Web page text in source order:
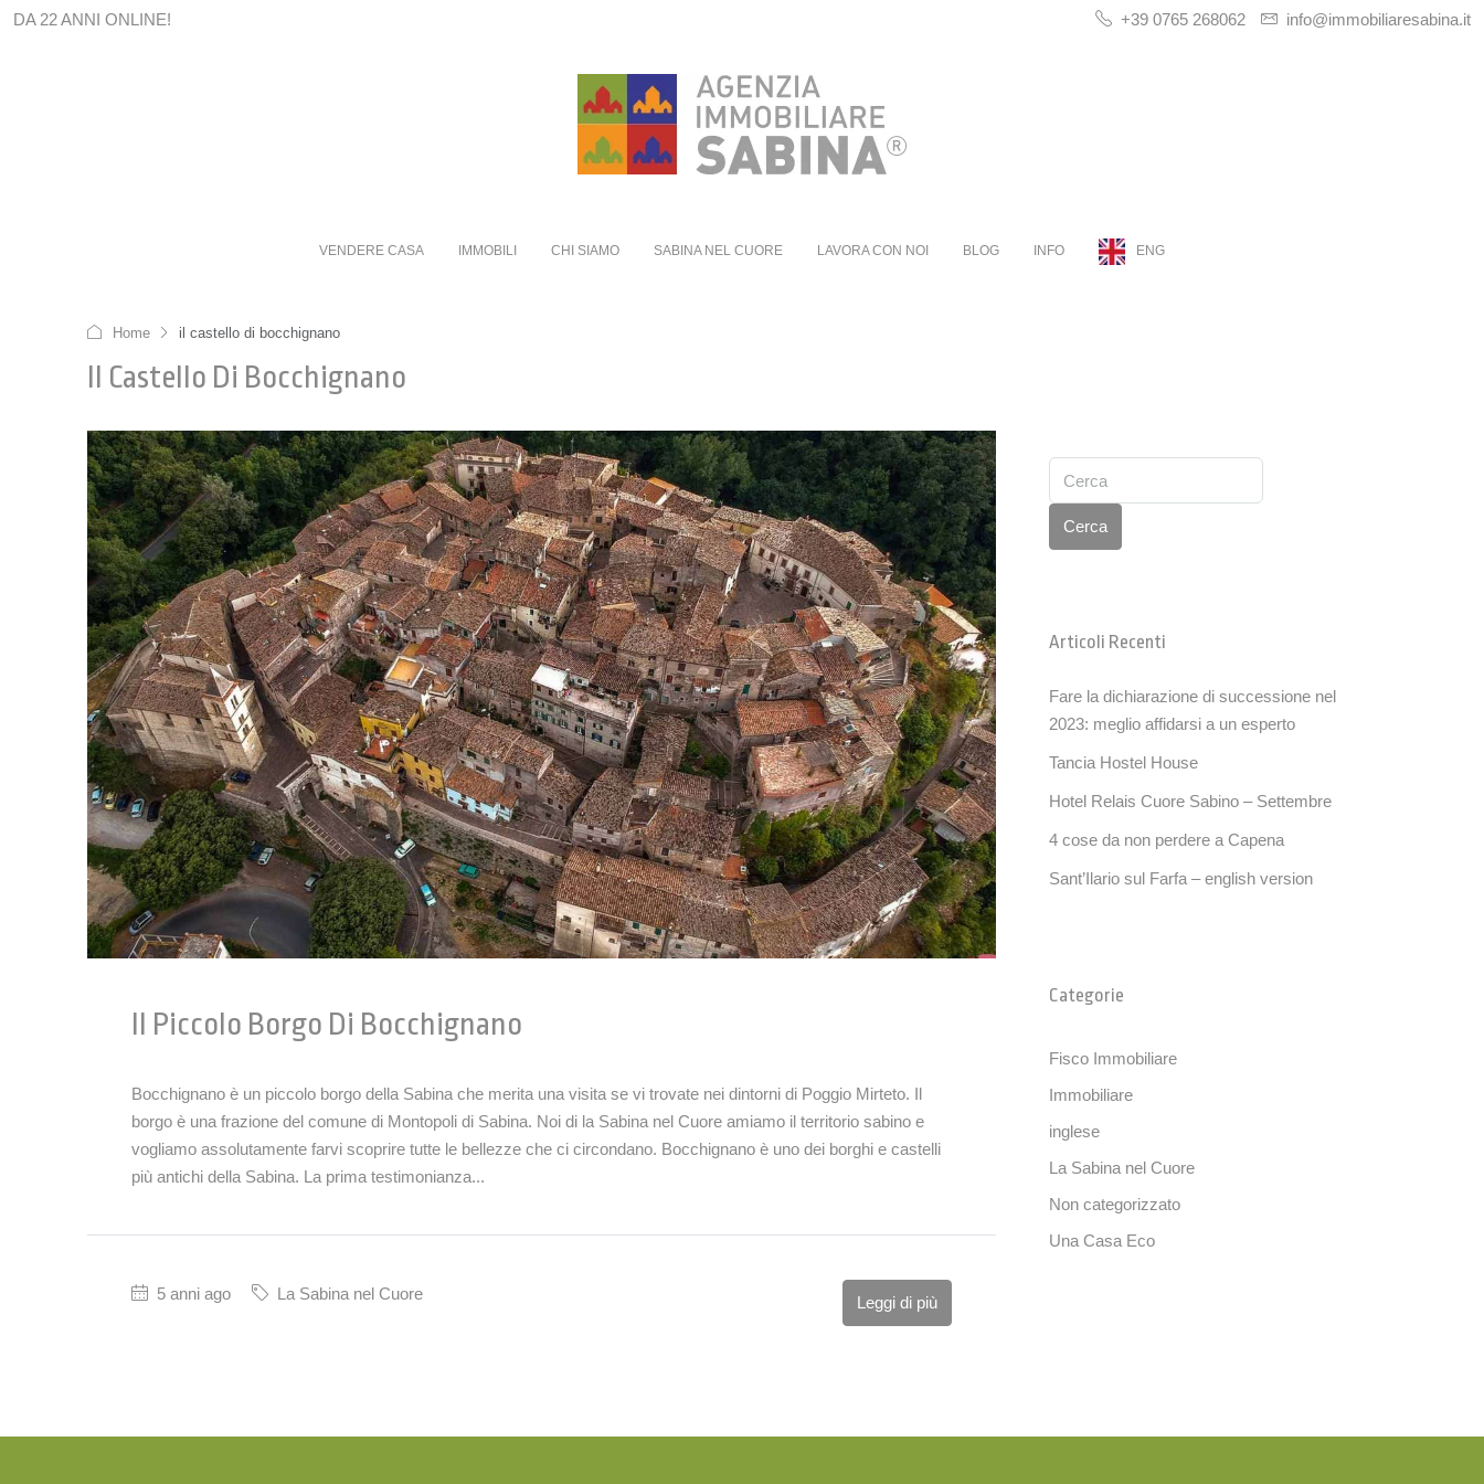
DA 22 ANNI ONLINE! +39 0765 268062 info@immobiliaresabina.it
VENDERE CASA IMMOBILI CHI SIAMO SABINA NEL CUORE LAVORA CON NOI BLOG INFO ENG
Home il castello di bocchignano
Il Castello Di Bocchignano
Il Piccolo Borgo Di Bocchignano
Bocchignano è un piccolo borgo della Sabina che merita una visita se vi trovate nei dintorni di Poggio Mirteto. Il
borgo è una frazione del comune di Montopoli di Sabina. Noi di la Sabina nel Cuore amiamo il territorio sabino e
vogliamo assolutamente farvi scoprire tutte le bellezze che ci circondano. Bocchignano è uno dei borghi e castelli
più antichi della Sabina. La prima testimonianza...
5 anni ago La Sabina nel Cuore Leggi di più
Cerca
Articoli Recenti
Fare la dichiarazione di successione nel
2023: meglio affidarsi a un esperto
Tancia Hostel House
Hotel Relais Cuore Sabino – Settembre
4 cose da non perdere a Capena
Sant’Ilario sul Farfa – english version
Categorie
Fisco Immobiliare
Immobiliare
inglese
La Sabina nel Cuore
Non categorizzato
Una Casa Eco